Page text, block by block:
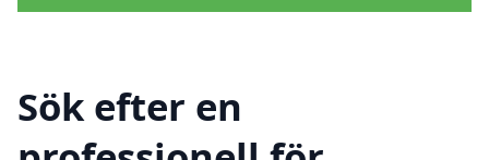
Sök efter en